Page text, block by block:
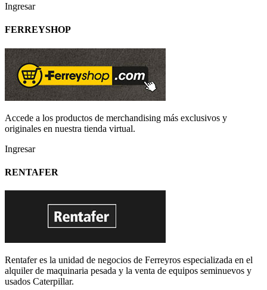
Ingresar
FERREYSHOP
Accede a los productos de merchandising más exclusivos y
originales en nuestra tienda virtual.
Ingresar
RENTAFER
Rentafer es la unidad de negocios de Ferreyros especializada en el
alquiler de maquinaria pesada y la venta de equipos seminuevos y
usados Caterpillar.